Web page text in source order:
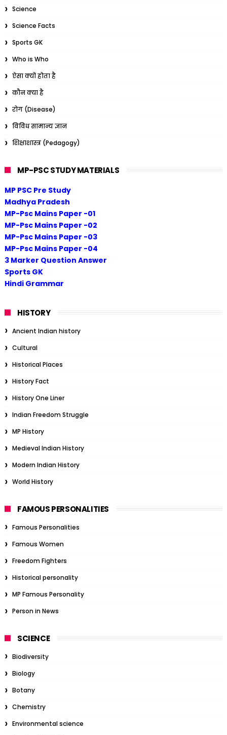
Science
Science Facts
Sports GK
Who is Who
ऐसा क्यों होता है
कौन क्या है
रोग (Disease)
विविध सामान्य ज्ञान
शिक्षाशास्त्र (Pedagogy)
MP-PSC STUDY MATERIALS
MP PSC Pre Study
Madhya Pradesh
MP-Psc Mains Paper -01
MP-Psc Mains Paper -02
MP-Psc Mains Paper -03
MP-Psc Mains Paper -04
3 Marker Question Answer
Sports GK
Hindi Grammar
HISTORY
Ancient Indian history
Cultural
Historical Places
History Fact
History One Liner
Indian Freedom Struggle
MP History
Medieval Indian History
Modern Indian History
World History
FAMOUS PERSONALITIES
Famous Personalities
Famous Women
Freedom Fighters
Historical personality
MP Famous Personality
Person in News
SCIENCE
Biodiversity
Biology
Botany
Chemistry
Environmental science